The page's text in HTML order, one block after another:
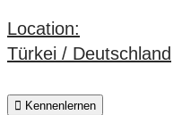
Location:
Türkei / Deutschland
Kennenlernen